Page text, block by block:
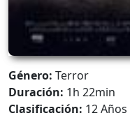
Género: Terror
Duración: 1h 22min
Clasificación: 12 Años